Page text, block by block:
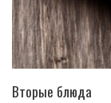
Вторые блюда